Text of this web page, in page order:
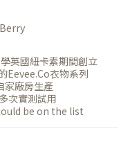
英國紐卡素期間創立
Eevee.Co衣物系列
家廠房生產
次實測試用
be on the list